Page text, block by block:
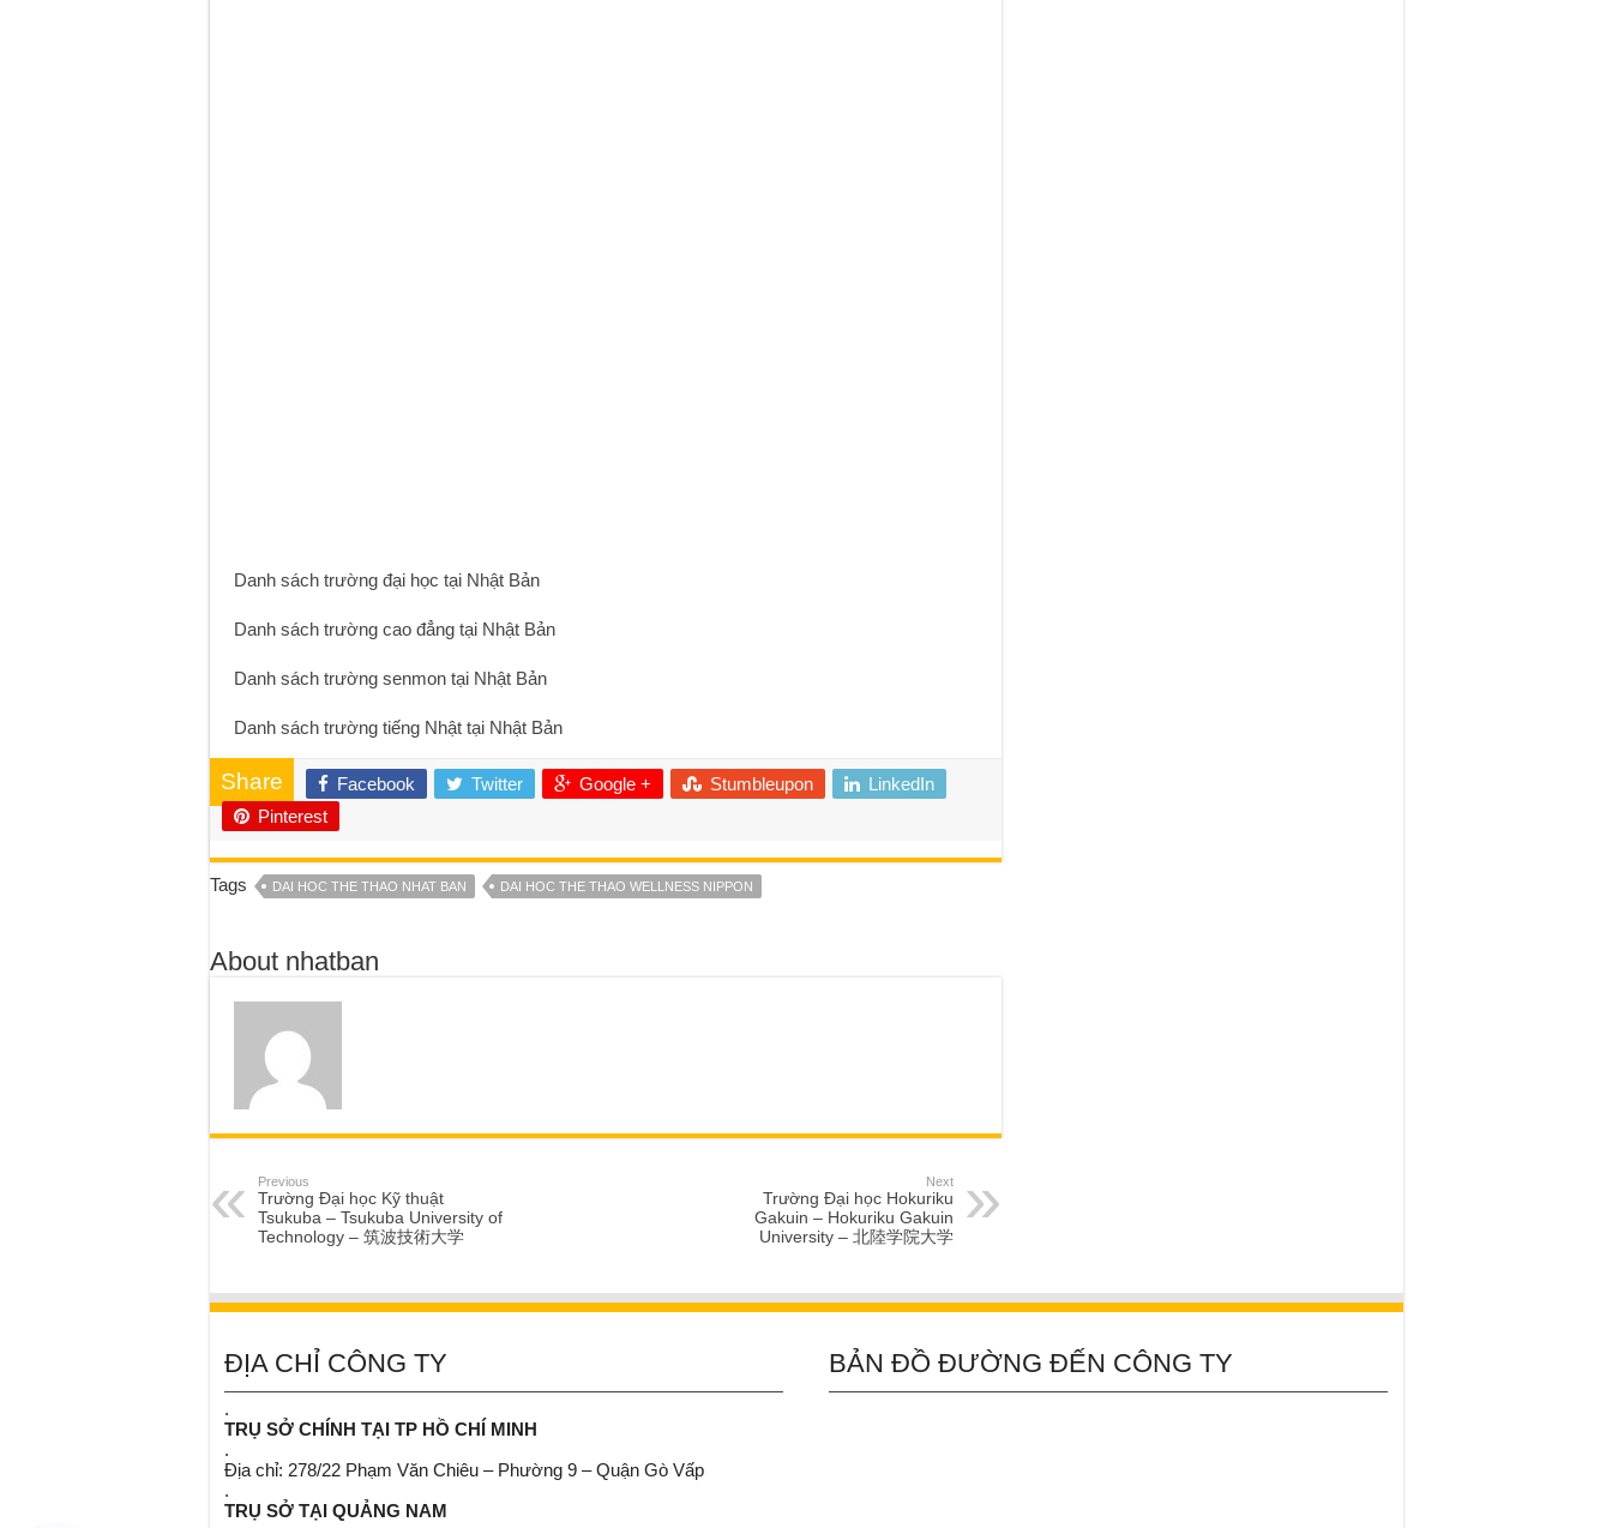
Danh sách trường đại học tại Nhật Bản
Danh sách trường cao đẳng tại Nhật Bản
Danh sách trường senmon tại Nhật Bản
Danh sách trường tiếng Nhật tại Nhật Bản
Share Facebook Twitter Google + Stumbleupon
LinkedIn
Pinterest
Tags DAI HOC THE THAO NHAT BAN DAI HOC THE THAO WELLNESS NIPPON
About nhatban
Previous
Trường Đại học Kỹ thuật
Tsukuba – Tsukuba University of
Technology – 筑波技術大学
Next
Trường Đại học Hokuriku
Gakuin – Hokuriku Gakuin
University – 北陸学院大学
ĐỊA CHỈ CÔNG TY
.
TRỤ SỞ CHÍNH TẠI TP HỒ CHÍ MINH
.
Địa chỉ: 278/22 Phạm Văn Chiêu – Phường 9 – Quận Gò Vấp
.
TRỤ SỞ TẠI QUẢNG NAM
BẢN ĐỒ ĐƯỜNG ĐẾN CÔNG TY